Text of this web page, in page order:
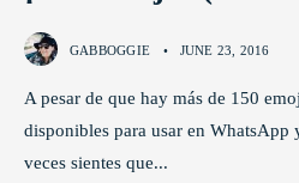
GABBOGGIE • JUNE 23, 2016
A pesar de que hay más de 150
disponibles para usar en WhatsApp
veces sientes que...